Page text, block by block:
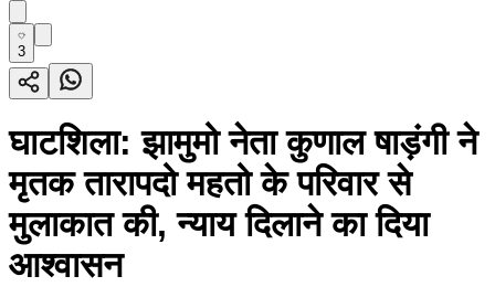
3
घाटशिला: झामुमो नेता कुणाल षाड़ंगी ने
मृतक तारापदो महतो के परिवार से
मुलाकात की, न्याय दिलाने का दिया
आश्वासन